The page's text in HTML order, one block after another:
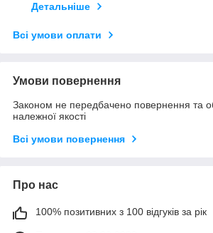
Детальніше
Всі умови оплати
Умови повернення
Законом не передбачено повернення та
належної якості
Всі умови повернення
Про нас
100% позитивних з 100 відгуків за рік